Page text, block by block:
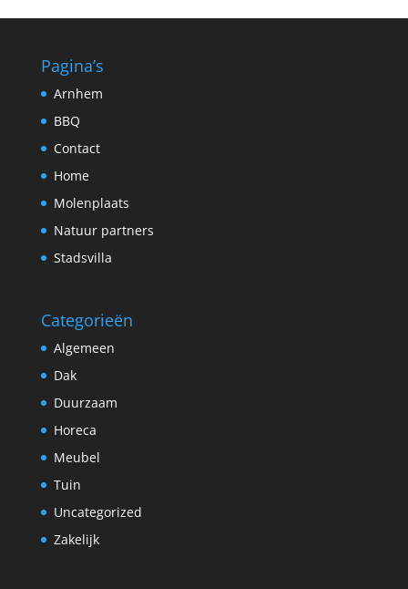
Pagina’s
Arnhem
BBQ
Contact
Home
Molenplaats
Natuur partners
Stadsvilla
Categorieën
Algemeen
Dak
Duurzaam
Horeca
Meubel
Tuin
Uncategorized
Zakelijk